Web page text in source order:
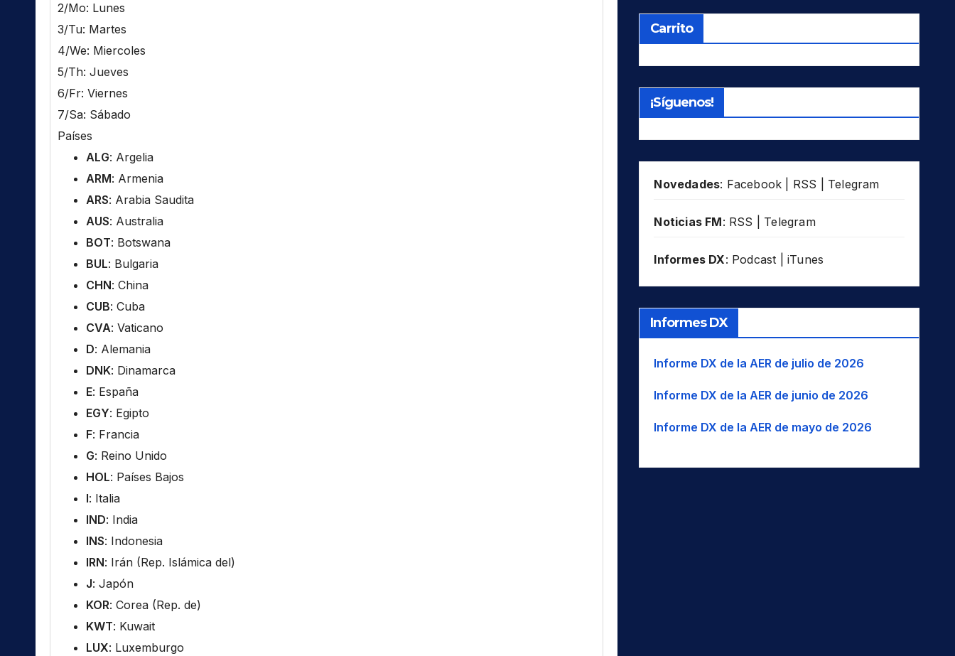
2/Mo: Lunes
3/Tu: Martes
4/We: Miercoles
5/Th: Jueves
6/Fr: Viernes
7/Sa: Sábado
Países
ALG: Argelia
ARM: Armenia
ARS: Arabia Saudita
AUS: Australia
BOT: Botswana
BUL: Bulgaria
CHN: China
CUB: Cuba
CVA: Vaticano
D: Alemania
DNK: Dinamarca
E: España
EGY: Egipto
F: Francia
G: Reino Unido
HOL: Países Bajos
I: Italia
IND: India
INS: Indonesia
IRN: Irán (Rep. Islámica del)
J: Japón
KOR: Corea (Rep. de)
KWT: Kuwait
LUX: Luxemburgo
Carrito
¡Síguenos!
Novedades: Facebook RSS Telegram
Noticias FM: RSS Telegram
Informes DX: Podcast iTunes
Informes DX
Informe DX de la AER de julio de 2026
Informe DX de la AER de junio de 2026
Informe DX de la AER de mayo de 2026